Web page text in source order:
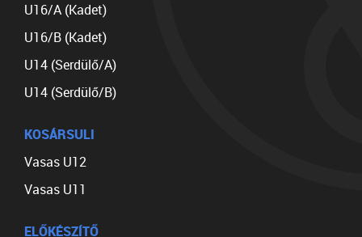
U16/A (Kadet)
U16/B (Kadet)
U14 (Serdülő/A)
U14 (Serdülő/B)
KOSÁRSULI
Vasas U12
Vasas U11
ELŐKÉSZÍTŐ